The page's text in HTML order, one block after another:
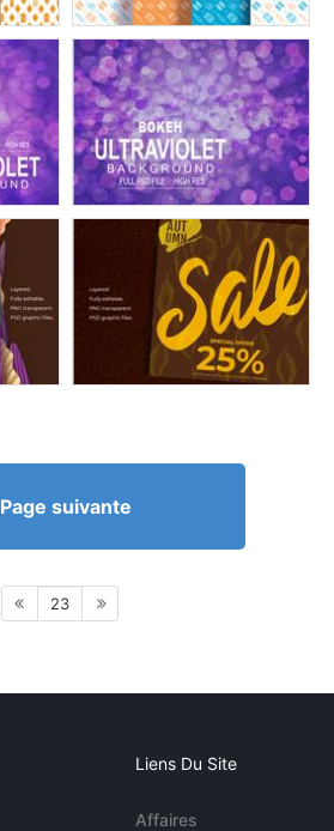
Page suivante
23
Liens Du Site
Affaires